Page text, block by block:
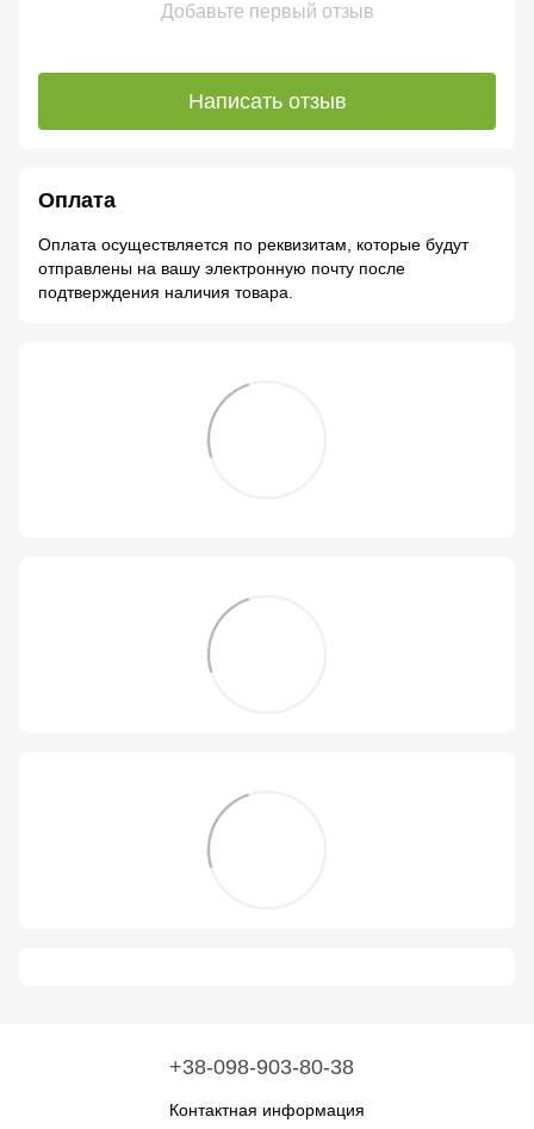
Добавьте первый отзыв
Написать отзыв
Оплата
Оплата осуществляется по реквизитам, которые будут
отправлены на вашу электронную почту после
подтверждения наличия товара.
+38-098-903-80-38
Контактная информация